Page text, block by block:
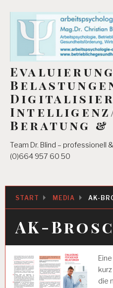
content
Beratung
Team Dr. Blind – professionell
(0)664 957 60 50
START MEDIA AK-
AK-
die